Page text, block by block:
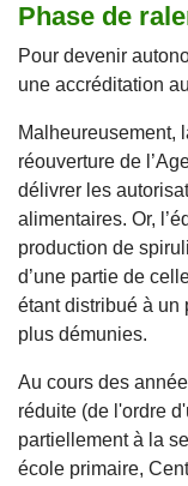
Phase de
Pour devenir
une accréditation
Malheureusement,
réouverture de
délivrer les
alimentaires. Or,
production de
d’une partie de
étant distribué à un
plus démunies.
Au cours des
réduite (de l'ordre
partiellement à la
école primaire,